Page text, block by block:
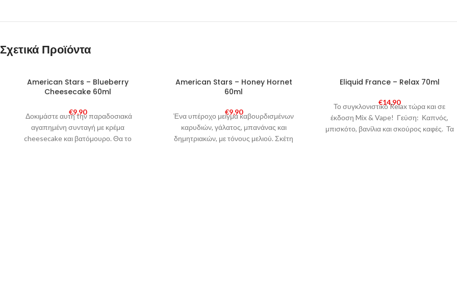
Σχετικά Προϊόντα
SOLDAmerican Stars – Blueberry
Cheesecake 60ml
€9,90
Δοκιμάστε αυτή την παραδοσιακά
αγαπημένη συνταγή με κρέμα
cheesecake και βατόμουρο. Θα το
SOLD
American Stars – Honey Hornet
60ml
€9,90
Ένα υπέροχο μείγμα καβουρδισμένων
καρυδιών, γάλατος, μπανάνας και
δημητριακών, με τόνους μελιού. Σκέτη
Eliquid France – Relax 70ml
€14,90
Το συγκλονιστικό Relax τώρα και σε
έκδοση Mix & Vape! Γεύση: Καπνός,
μπισκότο, βανίλια και σκούρος καφές. Τα